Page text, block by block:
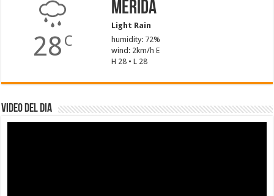
28 C
Mérida
Light Rain
humidity: 72%
wind: 2km/h E
H 28 • L 28
Video del dia